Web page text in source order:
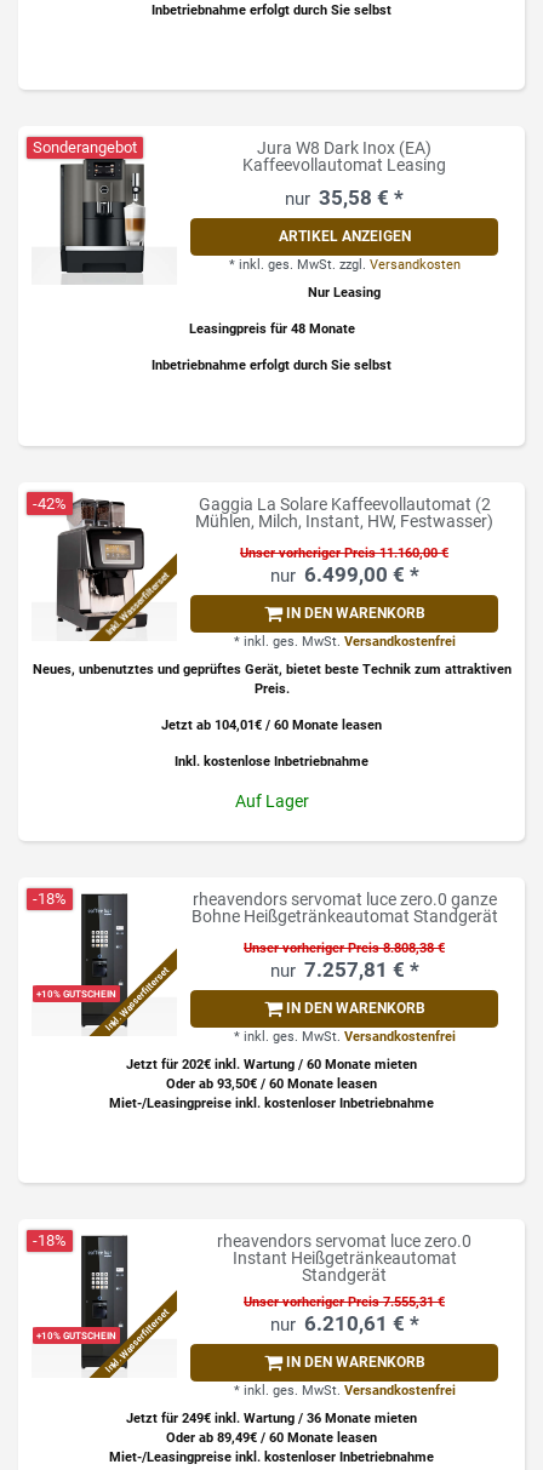
Inbetriebnahme erfolgt durch Sie selbst
Sonderangebot
Jura W8 Dark Inox (EA)
Kaffeevollautomat Leasing
35,58 € *
ARTIKEL ANZEIGEN
* inkl. ges. MwSt. zzgl. Versandkosten
Nur Leasing
Leasingpreis für 48 Monate
Inbetriebnahme erfolgt durch Sie selbst
Inkl. Wasserfilterset
-42%
Gaggia La Solare Kaffeevollautomat (2
Mühlen, Milch, Instant, HW, Festwasser)
Unser vorheriger Preis 11.160,00 €
6.499,00 € *
IN DEN WARENKORB
* inkl. ges. MwSt. Versandkostenfrei
Neues, unbenutztes und geprüftes Gerät, bietet beste Technik zum attraktiven
Preis.
Jetzt ab 104,01€ / 60 Monate leasen
Inkl. kostenlose Inbetriebnahme
Auf Lager
Inkl. Wasserfilterset
+10% GUTSCHEIN
-18%
rheavendors servomat luce zero.0 ganze
Bohne Heißgetränkeautomat Standgerät
Unser vorheriger Preis 8.808,38 €
7.257,81 € *
IN DEN WARENKORB
* inkl. ges. MwSt. Versandkostenfrei
Jetzt für 202€ inkl. Wartung / 60 Monate mieten
Oder ab 93,50€ / 60 Monate leasen
Miet-/Leasingpreise inkl. kostenloser Inbetriebnahme
Inkl. Wasserfilterset
+10% GUTSCHEIN
-18%
rheavendors servomat luce zero.0
Instant Heißgetränkeautomat
Standgerät
Unser vorheriger Preis 7.555,31 €
6.210,61 € *
IN DEN WARENKORB
* inkl. ges. MwSt. Versandkostenfrei
Jetzt für 249€ inkl. Wartung / 36 Monate mieten
Oder ab 89,49€ / 60 Monate leasen
Miet-/Leasingpreise inkl. kostenloser Inbetriebnahme